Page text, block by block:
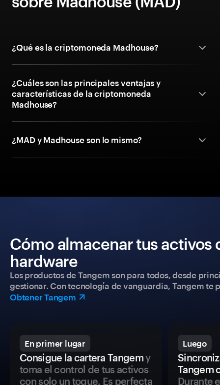
¿Qué es la criptomoneda Madhouse?
¿Cuáles son las principales ventajas y
características de la criptomoneda
Madhouse?
¿MAD y Madhouse son lo mismo?
Cómo almacenar tus activos
hardware
Los productos de Tangem son para todos, desde
gestionar. Con tecnología de vanguardia, Tangem
Obtener Tangem
En primer lugar
Consigue la cartera Tangemy
toma el control de tus activos
con solo un toque. Es perfecta
Luego
Tangem
Durante